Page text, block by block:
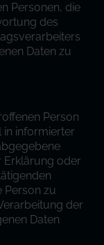
Personen, die
des
Daten zu
Person
in informierter
Erklärung oder
Person zu
der
Daten